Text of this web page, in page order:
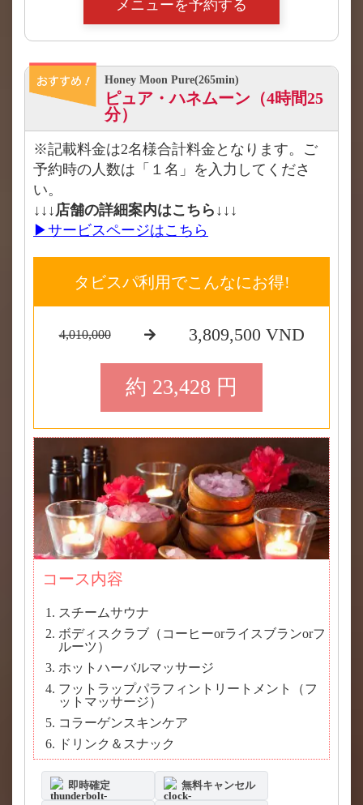
メニューを予約する
Honey Moon Pure(265min)
ピュア・ハネムーン（4時間25
分）
※記載料金は2名様合計料金となります。ご
予約時の人数は「１名」を入力してくださ
い。
↓↓↓店舗の詳細案内はこちら↓↓↓
▶サービスページはこちら
タビスパ利用でこんなにお得!
4,010,000 3,809,500 VND
約 23,428 円
コース内容
スチームサウナ
ボディスクラブ（コーヒーorライスブランorフ
ルーツ）
ホットハーバルマッサージ
フットラップパラフィントリートメント（フ
ットマッサージ）
コラーゲンスキンケア
ドリンク＆スナック
即時確定 無料キャンセル